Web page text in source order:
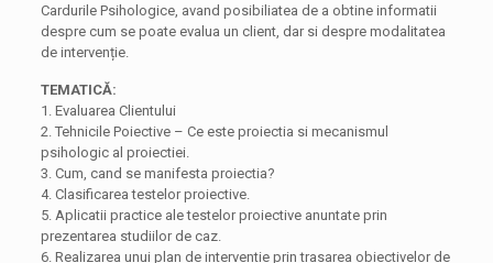
Cardurile Psihologice, avand posibiliatea de a obtine informatii
despre cum se poate evalua un client, dar si despre modalitatea
de intervenție.
TEMATICĂ:
1. Evaluarea Clientului
2. Tehnicile Poiective – Ce este proiectia si mecanismul
psihologic al proiectiei.
3. Cum, cand se manifesta proiectia?
4. Clasificarea testelor proiective.
5. Aplicatii practice ale testelor proiective anuntate prin
prezentarea studiilor de caz.
6. Realizarea unui plan de interventie prin trasarea obiectivelor de